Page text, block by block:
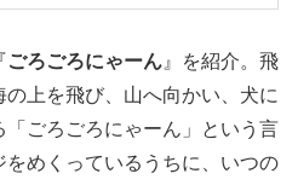
ごろごろにゃーん』を紹介。飛
上を飛び、山へ向かい、犬に
ごろごろにゃーん」という言
めくっているうちに、いつの